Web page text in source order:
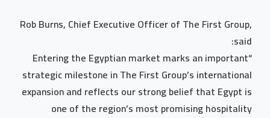
Rob Burns, Chief Executive Officer of The First Group,
said:
“Entering the Egyptian market marks an important
strategic milestone in The First Group’s international
expansion and reflects our strong belief that Egypt is
one of the region’s most promising hospitality